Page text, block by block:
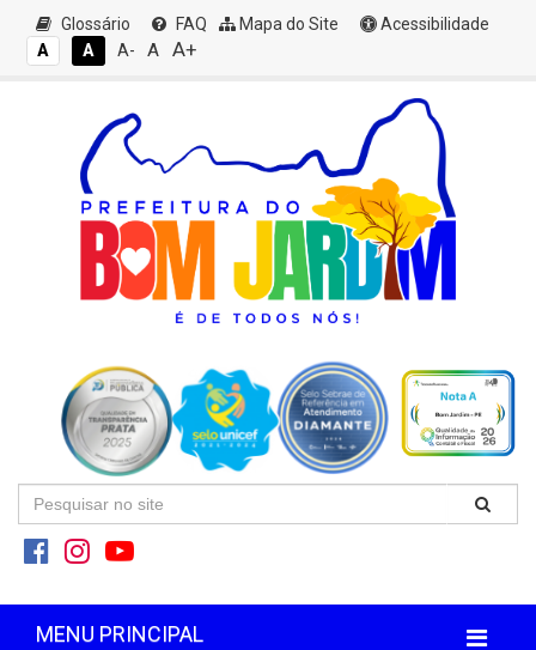
Glossário FAQ Mapa do Site
Acessibilidade
A
A A- A A+
MENU PRINCIPAL